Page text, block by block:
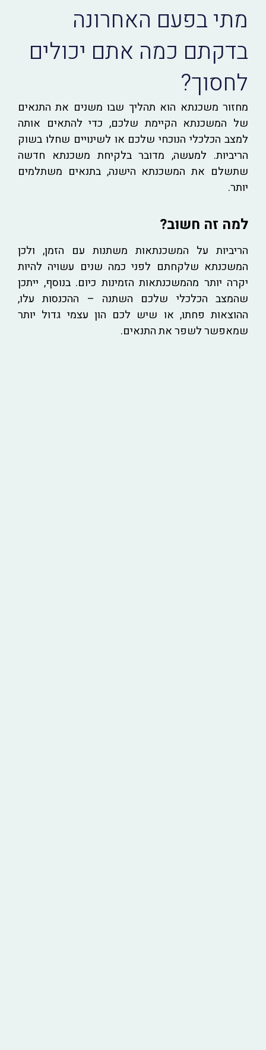
מתי בפעם האחרונה
בדקתם כמה אתם יכולים
לחסוך?
מחזור משכנתא הוא תהליך שבו משנים את התנאים
של המשכנתא הקיימת שלכם, כדי להתאים אותה
למצב הכלכלי הנוכחי שלכם או לשינויים שחלו בשוק
הריביות. למעשה, מדובר בלקיחת משכנתא חדשה
שתשלם את המשכנתא הישנה, בתנאים משתלמים
יותר.
למה זה חשוב?
הריביות על המשכנתאות משתנות עם הזמן, ולכן
המשכנתא שלקחתם לפני כמה שנים עשויה להיות
יקרה יותר מהמשכנתאות הזמינות כיום. בנוסף, ייתכן
שהמצב הכלכלי שלכם השתנה – ההכנסות עלו,
ההוצאות פחתו, או שיש לכם הון עצמי גדול יותר
שמאפשר לשפר את התנאים.